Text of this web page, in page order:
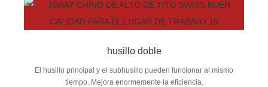
husillo doble
El husillo principal y el subhusillo pueden funcionar al mismo
tiempo. Mejora enormemente la eficiencia.